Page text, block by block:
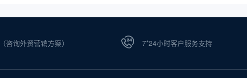
咨询外贸营销方案） 7*24小时客户服务支持